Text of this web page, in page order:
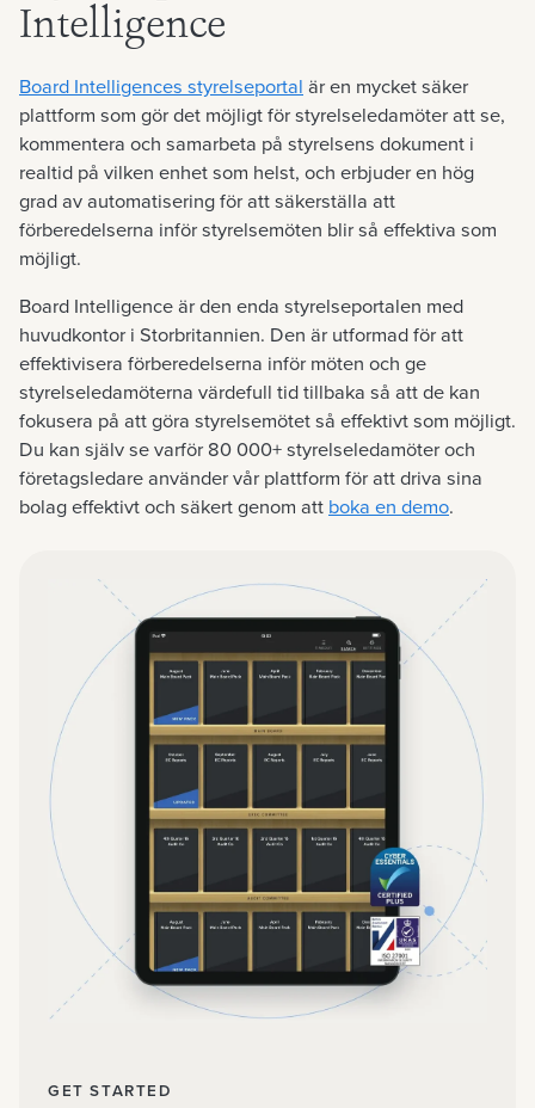
Intelligence
Board Intelligences styrelseportal är en mycket säker
plattform som gör det möjligt för styrelseledamöter att se,
kommentera och samarbeta på styrelsens dokument i
realtid på vilken enhet som helst, och erbjuder en hög
grad av automatisering för att säkerställa att
förberedelserna inför styrelsemöten blir så effektiva som
möjligt.
Board Intelligence är den enda styrelseportalen med
huvudkontor i Storbritannien. Den är utformad för att
effektivisera förberedelserna inför möten och ge
styrelseledamöterna värdefull tid tillbaka så att de kan
fokusera på att göra styrelsemötet så effektivt som möjligt.
Du kan själv se varför 80 000+ styrelseledamöter och
företagsledare använder vår plattform för att driva sina
bolag effektivt och säkert genom att boka en demo.
GET STARTED